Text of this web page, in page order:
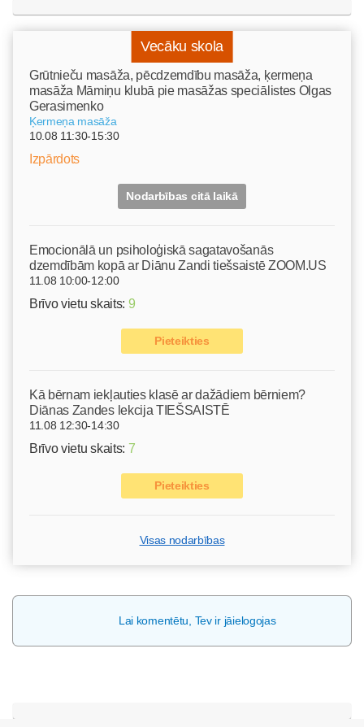
Vecāku skola
Grūtnieču masāža, pēcdzemdību masāža, ķermeņa
masāža Māmiņu klubā pie masāžas speciālistes Olgas
Gerasimenko
Ķermeņa masāža
10.08 11:30-15:30
Izpārdots
Nodarbības citā laikā
Emocionālā un psiholoģiskā sagatavošanās
dzemdībām kopā ar Diānu Zandi tiešsaistē ZOOM.US
11.08 10:00-12:00
Brīvo vietu skaits: 9
Pieteikties
Kā bērnam iekļauties klasē ar dažādiem bērniem?
Diānas Zandes lekcija TIEŠSAISTĒ
11.08 12:30-14:30
Brīvo vietu skaits: 7
Pieteikties
Visas nodarbības
Lai komentētu, Tev ir jāielogojas